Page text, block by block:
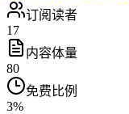
订阅读者
17
内容体量
80
免费比例
3%